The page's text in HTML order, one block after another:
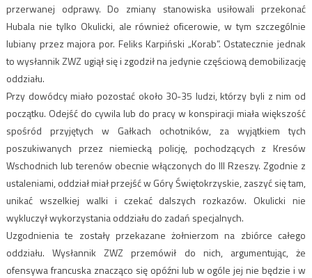
przerwanej odprawy. Do zmiany stanowiska usiłowali przekonać
Hubala nie tylko Okulicki, ale również oficerowie, w tym szczególnie
lubiany przez majora por. Feliks Karpiński „Korab”. Ostatecznie jednak
to wysłannik ZWZ ugiął się i zgodził na jedynie częściową demobilizację
oddziału.
Przy dowódcy miało pozostać około 30-35 ludzi, którzy byli z nim od
początku. Odejść do cywila lub do pracy w konspiracji miała większość
spośród przyjętych w Gałkach ochotników, za wyjątkiem tych
poszukiwanych przez niemiecką policję, pochodzących z Kresów
Wschodnich lub terenów obecnie włączonych do III Rzeszy. Zgodnie z
ustaleniami, oddział miał przejść w Góry Świętokrzyskie, zaszyć się tam,
unikać wszelkiej walki i czekać dalszych rozkazów. Okulicki nie
wykluczył wykorzystania oddziału do zadań specjalnych.
Uzgodnienia te zostały przekazane żołnierzom na zbiórce całego
oddziału. Wysłannik ZWZ przemówił do nich, argumentując, że
ofensywa francuska znacząco się opóźni lub w ogóle jej nie będzie i w